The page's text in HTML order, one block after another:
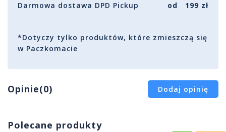
Darmowa dostawa DPD Pickup
od 199 zł
*Dotyczy tylko produktów, które zmieszczą się
w Paczkomacie
Opinie(0) Dodaj opinię
Polecane produkty